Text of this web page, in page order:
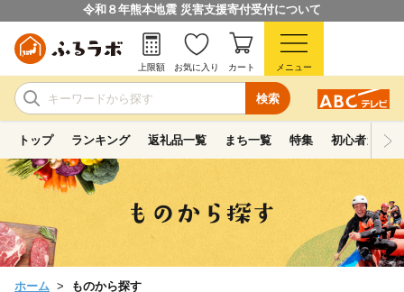
令和８年熊本地震 災害支援寄付受付について
検索
上限額 お気に入り カート メニュー
トップ ランキング 返礼品一覧 まち一覧 特集 初心者ガイド
ホーム ものから探す